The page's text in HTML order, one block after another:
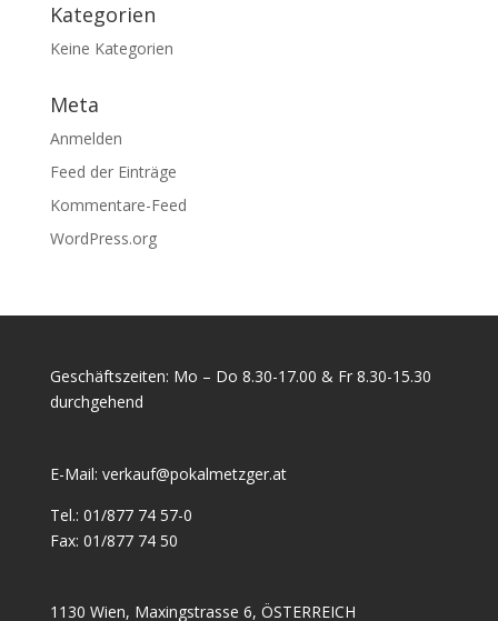
Kategorien
Keine Kategorien
Meta
Anmelden
Feed der Einträge
Kommentare-Feed
WordPress.org
Geschäftszeiten: Mo – Do 8.30-17.00 & Fr 8.30-15.30
durchgehend
E-Mail: verkauf@pokalmetzger.at
Tel.: 01/877 74 57-0
Fax: 01/877 74 50
1130 Wien, Maxingstrasse 6, ÖSTERREICH